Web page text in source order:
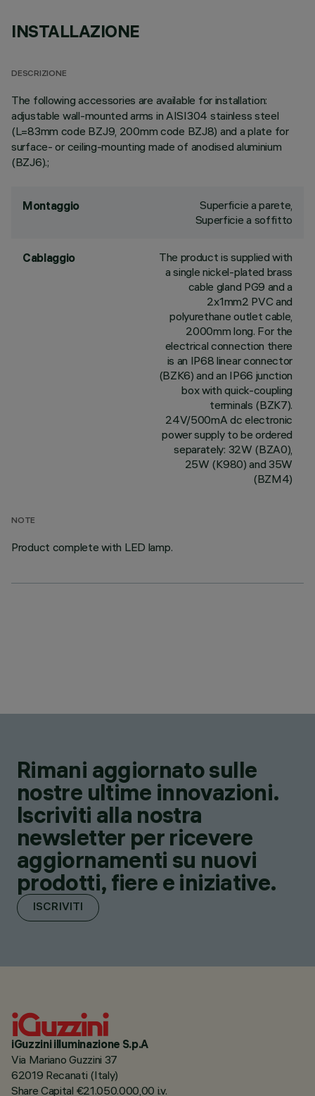
INSTALLAZIONE
DESCRIZIONE
The following accessories are available for installation:
adjustable wall-mounted arms in AISI304 stainless steel
(L=83mm code BZJ9, 200mm code BZJ8) and a plate for
surface- or ceiling-mounting made of anodised aluminium
(BZJ6).;
Montaggio
Superficie a parete,
Superficie a soffitto
Cablaggio
The product is supplied with
a single nickel-plated brass
cable gland PG9 and a
2x1mm2 PVC and
polyurethane outlet cable,
2000mm long. For the
electrical connection there
is an IP68 linear connector
(BZK6) and an IP66 junction
box with quick-coupling
terminals (BZK7).
24V/500mA dc electronic
power supply to be ordered
separately: 32W (BZA0),
25W (K980) and 35W
(BZM4)
NOTE
Product complete with LED lamp.
Rimani aggiornato sulle
nostre ultime innovazioni.
Iscriviti alla nostra
newsletter per ricevere
aggiornamenti su nuovi
prodotti, fiere e iniziative.
ISCRIVITI
iGuzzini illuminazione S.p.A
Via Mariano Guzzini 37
62019 Recanati (Italy)
Share Capital €21.050.000,00 i.v.